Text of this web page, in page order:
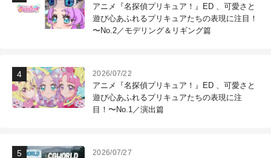
アニメ『名探偵プリキュア！』ED 、可愛さと
遊び心あふれるプリキュアたちの表現に注目！
〜No.2／モデリング＆リギング篇
2026/07/22
アニメ『名探偵プリキュア！』ED 、可愛さと
遊び心あふれるプリキュアたちの表現に注
目！〜No.1／演出篇
2026/07/27